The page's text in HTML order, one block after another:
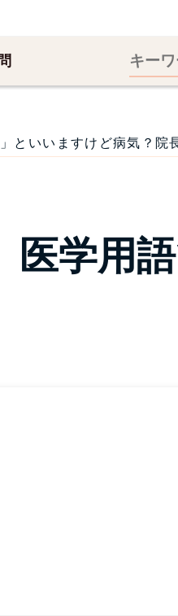
といいますけど病気？
医学用